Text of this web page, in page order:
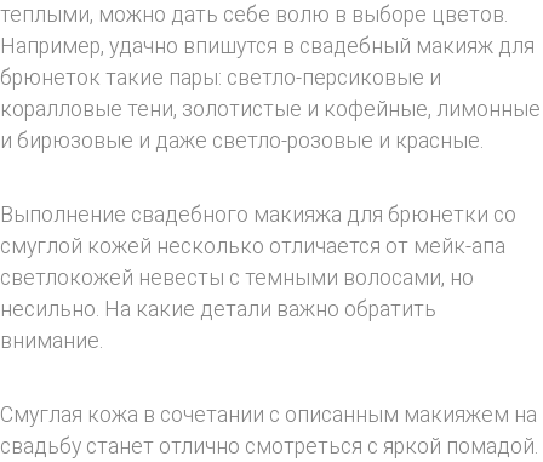
теплыми, можно дать себе волю в выборе цветов.
Например, удачно впишутся в свадебный макияж для
брюнеток такие пары: светло-персиковые и
коралловые тени, золотистые и кофейные, лимонные
и бирюзовые и даже светло-розовые и красные.
Выполнение свадебного макияжа для брюнетки со
смуглой кожей несколько отличается от мейк-апа
светлокожей невесты с темными волосами, но
несильно. На какие детали важно обратить
внимание.
Смуглая кожа в сочетании с описанным макияжем на
свадьбу станет отлично смотреться с яркой помадой.